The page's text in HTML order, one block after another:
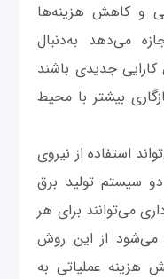
و کاهش هزینه‌ها
می‌دهد به‌دنبال
جدیدی باشند
بیشتر با محیط‌
استفاده از نیروی
سیستم تولید برق
می‌توانند برای هر
می‌شود از این روش
درصد کاهش هزینه عملیاتی به